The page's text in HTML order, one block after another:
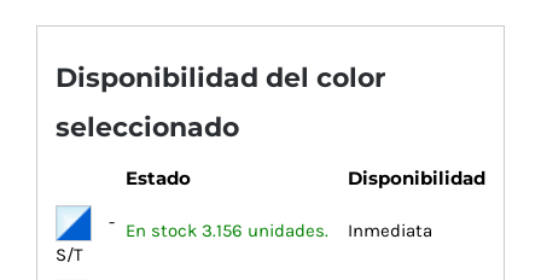
Disponibilidad del color
seleccionado
Estado Disponibilidad
-
S/T
En stock 3.156 unidades. Inmediata